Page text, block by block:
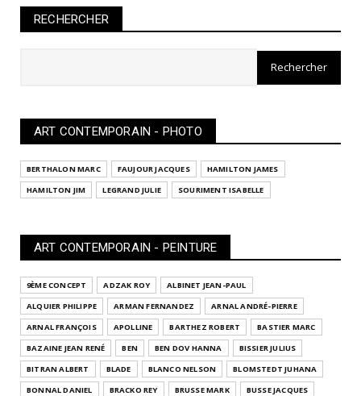
RECHERCHER
ART CONTEMPORAIN - PHOTO
BERTHALON MARC FAUJOUR JACQUES
HAMILTON JAMES
HAMILTON JIM
LEGRAND JULIE SOURIMENT ISABELLE
ART CONTEMPORAIN - PEINTURE
9ÈME CONCEPT ADZAK ROY
ALBINET JEAN-PAUL
ALQUIER PHILIPPE
ARMAN FERNANDEZ
ARNAL ANDRÉ-PIERRE
ARNAL FRANÇOIS
APOLLINE BARTHEZ ROBERT
BASTIER MARC
BAZAINE JEAN RENÉ
BEN BEN DOV HANNA
BISSIER JULIUS
BITRAN ALBERT
BLADE BLANCO NELSON
BLOMSTEDT JUHANA
BONNAL DANIEL
BRACKO REY BRUSSE MARK
BUSSE JACQUES